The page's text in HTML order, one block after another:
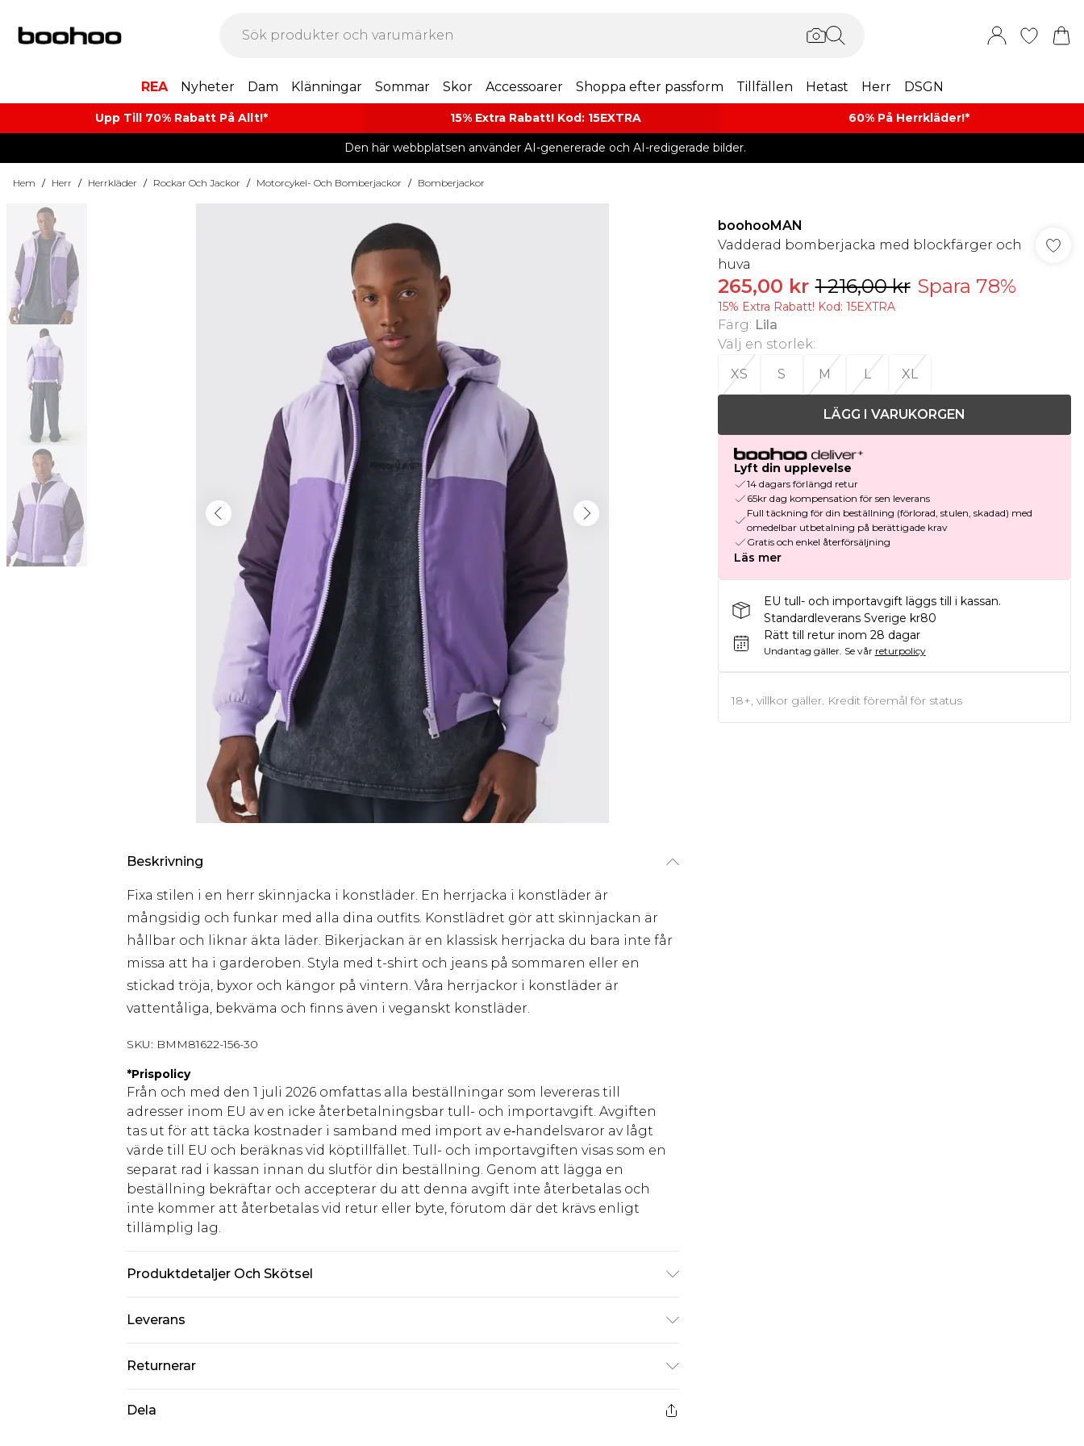
REA Nyheter Dam Klänningar Sommar Skor Accessoarer Shoppa efter passform Tillfällen Hetast Herr DSGN
Upp Till 70% Rabatt På Allt!* 15% Extra Rabatt! Kod: 15EXTRA 60% På Herrkläder!*​
Den här webbplatsen använder AI-genererade och AI-redigerade bilder.
Hem / Herr / Herrkläder / Rockar Och Jackor / Motorcykel- Och Bomberjackor / Bomberjackor
Beskrivning
Fixa stilen i en herr skinnjacka i konstläder. En herrjacka i konstläder är
mångsidig och funkar med alla dina outfits. Konstlädret gör att skinnjackan är
hållbar och liknar äkta läder. Bikerjackan är en klassisk herrjacka du bara inte får
missa att ha i garderoben. Styla med t-shirt och jeans på sommaren eller en
stickad tröja, byxor och kängor på vintern. Våra herrjackor i konstläder är
vattentåliga, bekväma och finns även i veganskt konstläder.
SKU: BMM81622-156-30
*Prispolicy
Från och med den 1 juli 2026 omfattas alla beställningar som levereras till
adresser inom EU av en icke återbetalningsbar tull- och importavgift. Avgiften
tas ut för att täcka kostnader i samband med import av e‑handelsvaror av lågt
värde till EU och beräknas vid köptillfället. Tull- och importavgiften visas som en
separat rad i kassan innan du slutför din beställning. Genom att lägga en
beställning bekräftar och accepterar du att denna avgift inte återbetalas och
inte kommer att återbetalas vid retur eller byte, förutom där det krävs enligt
tillämplig lag.
Produktdetaljer Och Skötsel
Leverans
Standardleverans Sverige
kr80
Expressleverans Sverige
kr239
Returnerar
Dela
boohooMAN
Vadderad bomberjacka med blockfärger och
huva
265,00 kr 1 216,00 kr Spara 78%
15% Extra Rabatt! Kod: 15EXTRA
Färg: Lila
Välj en storlek:
XS
S M L XL
LÄGG I VARUKORGEN
Lyft din upplevelse
14 dagars förlängd retur
65kr dag kompensation för sen leverans
Full täckning för din beställning (förlorad, stulen, skadad) med
omedelbar utbetalning på berättigade krav
Gratis och enkel återförsäljning
Läs mer
EU tull- och importavgift läggs till i kassan.
Standardleverans Sverige kr80
Rätt till retur inom 28 dagar
Undantag gäller. Se vår returpolicy
18+, villkor gäller. Kredit föremål för status